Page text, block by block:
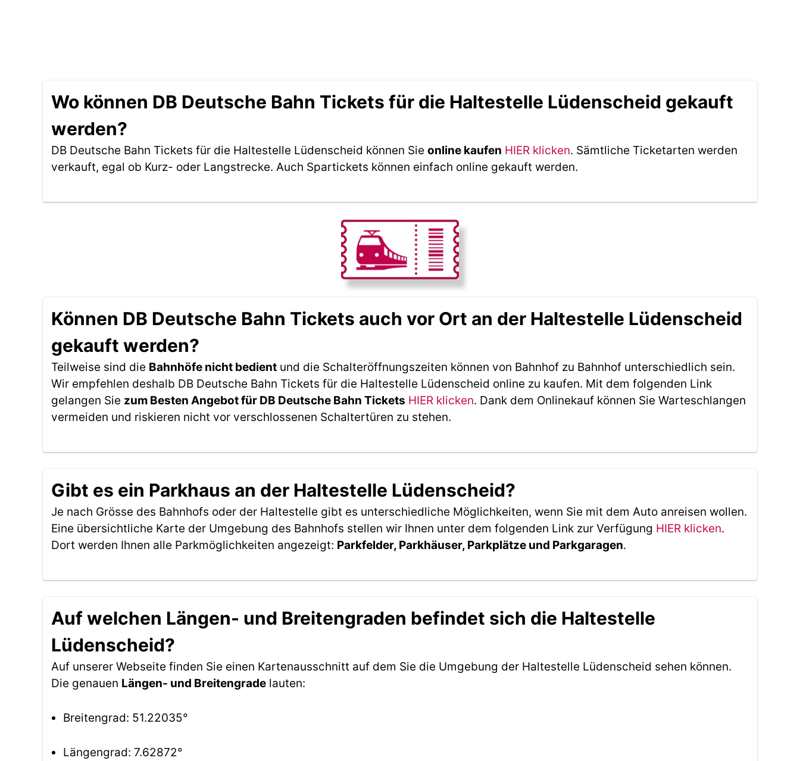
Wo können DB Deutsche Bahn Tickets für die Haltestelle Lüdenscheid gekauft
werden?
DB Deutsche Bahn Tickets für die Haltestelle Lüdenscheid können Sie online kaufen HIER klicken. Sämtliche Ticketarten werden
verkauft, egal ob Kurz- oder Langstrecke. Auch Spartickets können einfach online gekauft werden.
Können DB Deutsche Bahn Tickets auch vor Ort an der Haltestelle Lüdenscheid
gekauft werden?
Teilweise sind die Bahnhöfe nicht bedient und die Schalteröffnungszeiten können von Bahnhof zu Bahnhof unterschiedlich sein.
Wir empfehlen deshalb DB Deutsche Bahn Tickets für die Haltestelle Lüdenscheid online zu kaufen. Mit dem folgenden Link
gelangen Sie zum Besten Angebot für DB Deutsche Bahn Tickets HIER klicken. Dank dem Onlinekauf können Sie Warteschlangen
vermeiden und riskieren nicht vor verschlossenen Schaltertüren zu stehen.
Gibt es ein Parkhaus an der Haltestelle Lüdenscheid?
Je nach Grösse des Bahnhofs oder der Haltestelle gibt es unterschiedliche Möglichkeiten, wenn Sie mit dem Auto anreisen wollen.
Eine übersichtliche Karte der Umgebung des Bahnhofs stellen wir Ihnen unter dem folgenden Link zur Verfügung HIER klicken.
Dort werden Ihnen alle Parkmöglichkeiten angezeigt: Parkfelder, Parkhäuser, Parkplätze und Parkgaragen.
Auf welchen Längen- und Breitengraden befindet sich die Haltestelle
Lüdenscheid?
Auf unserer Webseite finden Sie einen Kartenausschnitt auf dem Sie die Umgebung der Haltestelle Lüdenscheid sehen können.
Die genauen Längen- und Breitengrade lauten:
Breitengrad: 51.22035°
Längengrad: 7.62872°